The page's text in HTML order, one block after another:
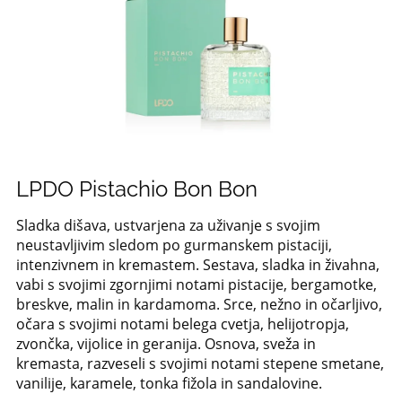
LPDO Pistachio Bon Bon
Sladka dišava, ustvarjena za uživanje s svojim
neustavljivim sledom po gurmanskem pistaciji,
intenzivnem in kremastem. Sestava, sladka in živahna,
vabi s svojimi zgornjimi notami pistacije, bergamotke,
breskve, malin in kardamoma. Srce, nežno in očarljivo,
očara s svojimi notami belega cvetja, helijotropja,
zvončka, vijolice in geranija. Osnova, sveža in
kremasta, razveseli s svojimi notami stepene smetane,
vanilije, karamele, tonka fižola in sandalovine.